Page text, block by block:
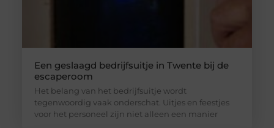
Een geslaagd bedrijfsuitje in Twente bij de
escaperoom
Het belang van het bedrijfsuitje wordt
tegenwoordig vaak onderschat. Uitjes en feestjes
voor het personeel zijn niet alleen een manier